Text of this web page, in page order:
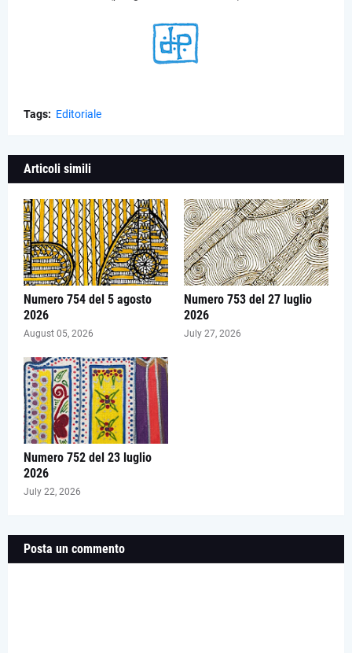
Tags: Editoriale
Articoli simili
Numero 754 del 5 agosto
2026
August 05, 2026
Numero 753 del 27 luglio
2026
July 27, 2026
Numero 752 del 23 luglio
2026
July 22, 2026
Posta un commento